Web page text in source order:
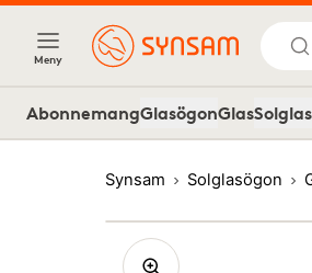
Meny
AbonnemangGlasögonGlas
Synsam Solglasögon